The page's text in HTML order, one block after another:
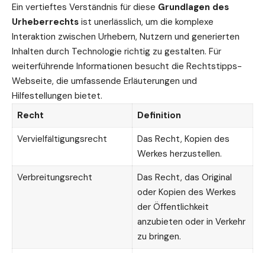
Ein vertieftes Verständnis für diese Grundlagen des
Urheberrechts ist unerlässlich, um die komplexe
Interaktion zwischen Urhebern, Nutzern und generierten
Inhalten durch Technologie richtig zu gestalten. Für
weiterführende Informationen besucht die Rechtstipps-
Webseite, die umfassende Erläuterungen und
Hilfestellungen bietet.
Recht
Definition
Vervielfältigungsrecht
Das Recht, Kopien des
Werkes herzustellen.
Verbreitungsrecht
Das Recht, das Original
oder Kopien des Werkes
der Öffentlichkeit
anzubieten oder in Verkehr
zu bringen.